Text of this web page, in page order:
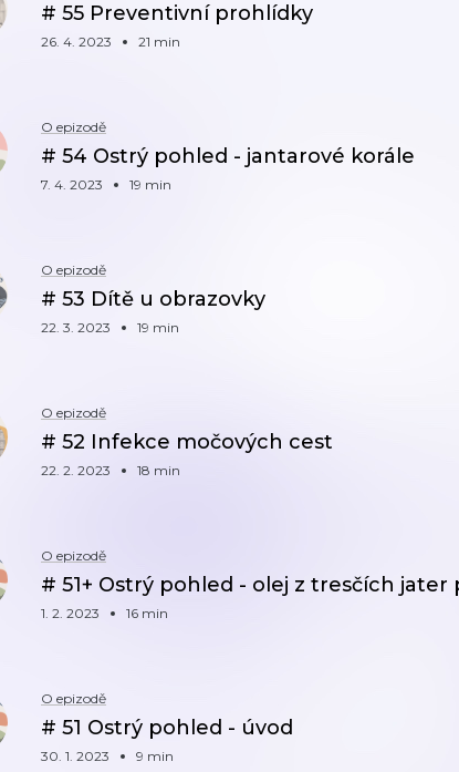
# 55 Preventivní prohlídky
26. 4. 2023 21 min
O epizodě
# 54 Ostrý pohled - jantarové korále
7. 4. 2023 19 min
O epizodě
# 53 Dítě u obrazovky
22. 3. 2023 19 min
O epizodě
# 52 Infekce močových cest
22. 2. 2023 18 min
O epizodě
# 51+ Ostrý pohled - olej z tresčích jater
1. 2. 2023 16 min
O epizodě
# 51 Ostrý pohled - úvod
30. 1. 2023 9 min